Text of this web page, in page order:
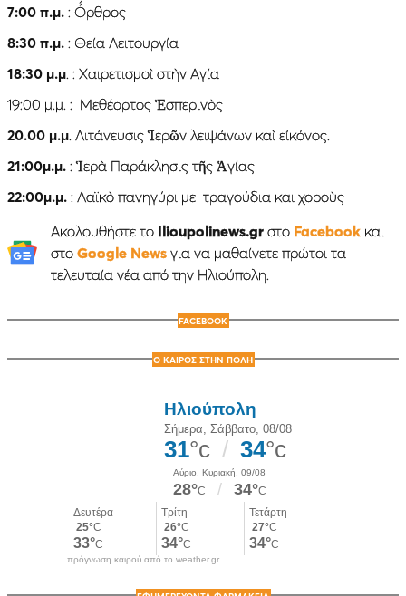
7:00 π.μ. : Ὄρθρος
8:30 π.μ. : Θεία Λειτουργία
18:30 μ.μ. : Χαιρετισμοὶ στὴν Αγία
19:00 μ.μ. : Μεθέορτος Ἑσπερινὸς
20.00 μ.μ. Λιτάνευσις Ἱερῶν λειψάνων καὶ εἰκόνος.
21:00μ.μ. : Ἱερὰ Παράκλησις τῆς Ἁγίας
22:00μ.μ. : Λαϊκὸ πανηγύρι με τραγούδια και χοροὺς
Ακολουθήστε το Ilioupolinews.grστο Facebookκαι
στο Google Newsγια να μαθαίνετε πρώτοι τα
τελευταία νέα από την Ηλιούπολη.
FACEBOOK
Ο ΚΑΙΡΟΣ ΣΤΗΝ ΠΟΛΗ
πρόγνωση καιρού από το weather.gr